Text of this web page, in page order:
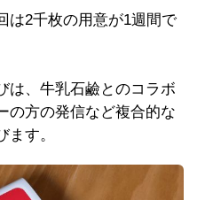
は2千枚の用意が1週間で
は、牛乳石鹼とのコラボ
の方の発信など複合的な
す。